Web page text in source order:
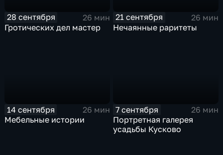
28 сентября
26 мин
Гротических дел мастер
21 сентября
26 мин
Нечаянные раритеты
14 сентября
26 мин
Мебельные истории
7 сентября
26 мин
Портретная галерея
усадьбы Кусково